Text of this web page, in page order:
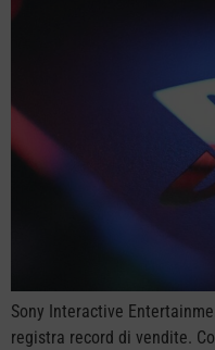
Sony Interactive
registra record di vendite.